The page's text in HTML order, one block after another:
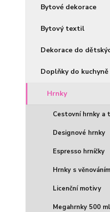
Bytové dekorace
Bytový textil
Dekorace do
Doplňky do kuchyně
Hrnky
Cestovní hrnky a
Designové hrnky
Espresso hrníčky
Hrnky s věnováním
Licenční motivy
Megahrnky 500